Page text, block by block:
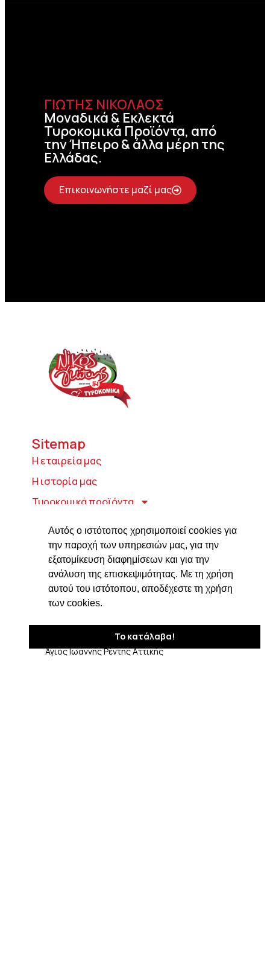
Αυτός ο ιστότοπος χρησιμοποιεί cookies για
την παροχή των υπηρεσιών μας, για την
εξατομίκευση διαφημίσεων και για την
ανάλυση της επισκεψιμότητας. Με τη χρήση
αυτού του ιστότοπου, αποδέχεστε τη χρήση
των cookies.
Το κατάλαβα!
ΓΙΩΤΗΣ ΝΙΚΟΛΑΟΣ
Μοναδικά & Εκλεκτά
Τυροκομικά Προϊόντα, από
την Ήπειρο & άλλα μέρη της
Ελλάδας.
Επικοινωνήστε μαζί μας
Sitemap
Η εταιρεία μας
Η ιστορία μας
Τυροκομικά προϊόντα
Τοσίτσα
Delicatessen
Συνταγές
Επικοινωνία
Στοιχεία Επικοινωνίας
Δαβάκη 7, ΤΚ 182 33
Άγιος Ιωάννης Ρέντης Αττικής